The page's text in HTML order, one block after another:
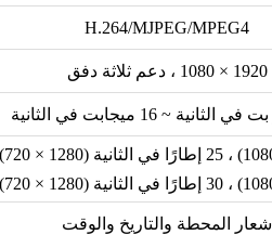
H.264/MJPEG/MPEG4
1920 × 1080 ، دعم ثلاثة دفق
شعار المحطة والتاريخ والوقت